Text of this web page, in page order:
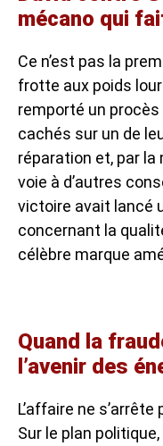
mécano qui
Ce n’est pas la
frotte aux poids
remporté un
cachés sur un de
réparation et, par
voie à d’autres
victoire avait lancé
concernant la
célèbre marque
Quand la
l’avenir des
L’affaire ne
Sur le plan